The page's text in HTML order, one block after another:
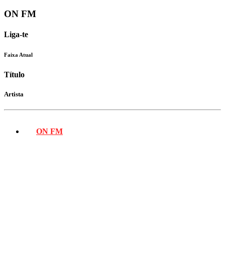
ON FM
Liga-te
Faixa Atual
Título
Artista
ON FM